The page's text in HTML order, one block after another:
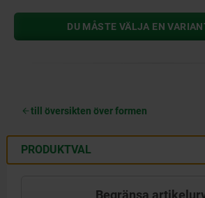
DU MÅSTE VÄLJA EN
till översikten över formen
PRODUKTVAL
Begränsa